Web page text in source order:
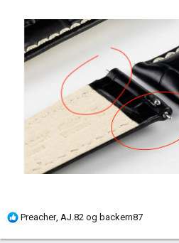
R
Preacher, AJ.82 og backern87